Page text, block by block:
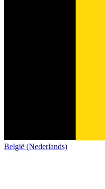
België (Nederlands)